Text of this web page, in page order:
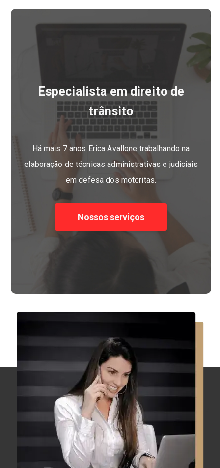
Especialista em direito de
trânsito
Há mais 7 anos Erica Avallone trabalhando na
elaboração de técnicas administrativas e judiciais
em defesa dos motoritas.
Nossos serviços